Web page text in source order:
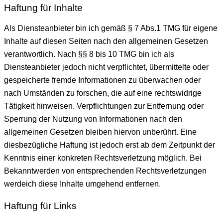
Haftung für Inhalte
Als Diensteanbieter bin ich gemäß § 7 Abs.1 TMG für eigene
Inhalte auf diesen Seiten nach den allgemeinen Gesetzen
verantwortlich. Nach §§ 8 bis 10 TMG bin ich als
Diensteanbieter jedoch nicht verpflichtet, übermittelte oder
gespeicherte fremde Informationen zu überwachen oder
nach Umständen zu forschen, die auf eine rechtswidrige
Tätigkeit hinweisen. Verpflichtungen zur Entfernung oder
Sperrung der Nutzung von Informationen nach den
allgemeinen Gesetzen bleiben hiervon unberührt. Eine
diesbezügliche Haftung ist jedoch erst ab dem Zeitpunkt der
Kenntnis einer konkreten Rechtsverletzung möglich. Bei
Bekanntwerden von entsprechenden Rechtsverletzungen
werdeich diese Inhalte umgehend entfernen.
Haftung für Links